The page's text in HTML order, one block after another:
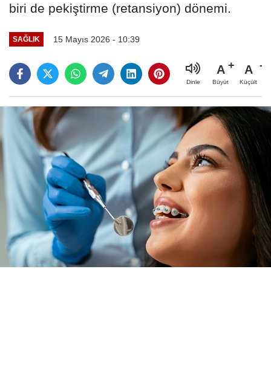
biri de pekiştirme (retansiyon) dönemi.
SAĞLIK 15 Mayıs 2026 - 10:39
Dinle
A
Büyüt
A
Küçült